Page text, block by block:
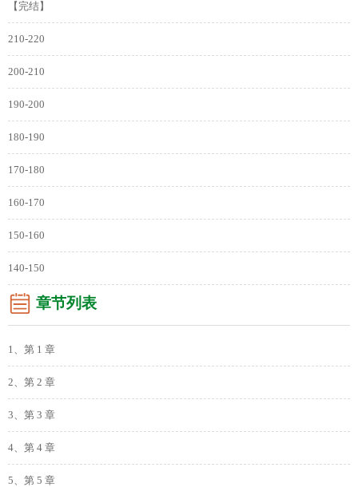
【完结】
210-220
200-210
190-200
180-190
170-180
160-170
150-160
140-150
章节列表
1、第 1 章
2、第 2 章
3、第 3 章
4、第 4 章
5、第 5 章